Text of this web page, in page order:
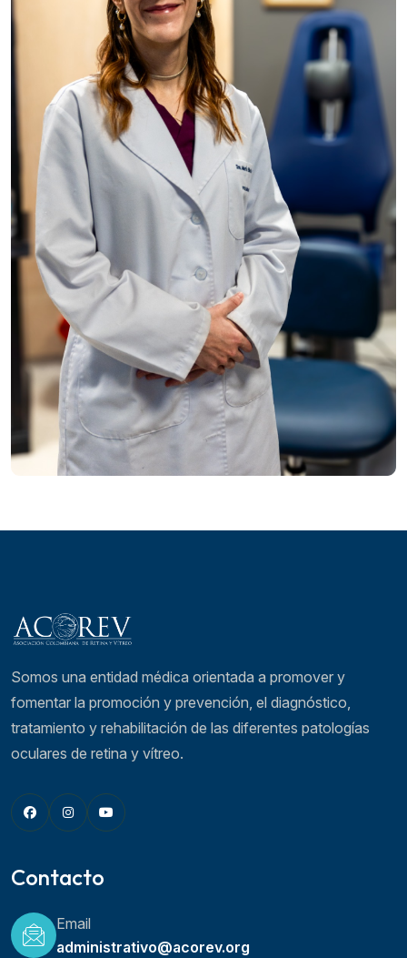
Somos una entidad médica orientada a promover y
fomentar la promoción y prevención, el diagnóstico,
tratamiento y rehabilitación de las diferentes patologí­as
oculares de retina y vítreo.
Contacto
Email
administrativo@acorev.org